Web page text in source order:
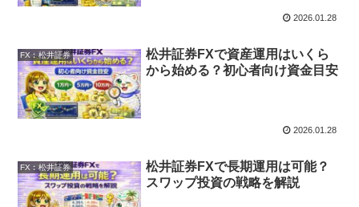
2026.01.28
FX︰松井証券
松井証券FXで資産運用はいくら
から始める？初心者向け資金目安
2026.01.28
FX︰松井証券
松井証券FXで長期運用は可能？
スワップ投資の戦略を解説